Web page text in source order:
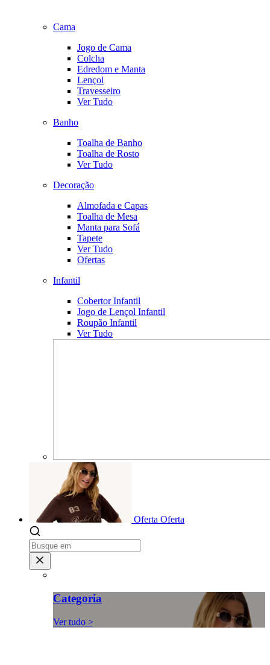
Cama
Jogo de Cama
Colcha
Edredom e Manta
Lençol
Travesseiro
Ver Tudo
Banho
Toalha de Banho
Toalha de Rosto
Ver Tudo
Decoração
Almofada e Capas
Toalha de Mesa
Manta para Sofá
Tapete
Ver Tudo
Ofertas
Infantil
Cobertor Infantil
Jogo de Lençol Infantil
Roupão Infantil
Ver Tudo
Oferta Oferta
Categoria
Ver tudo >